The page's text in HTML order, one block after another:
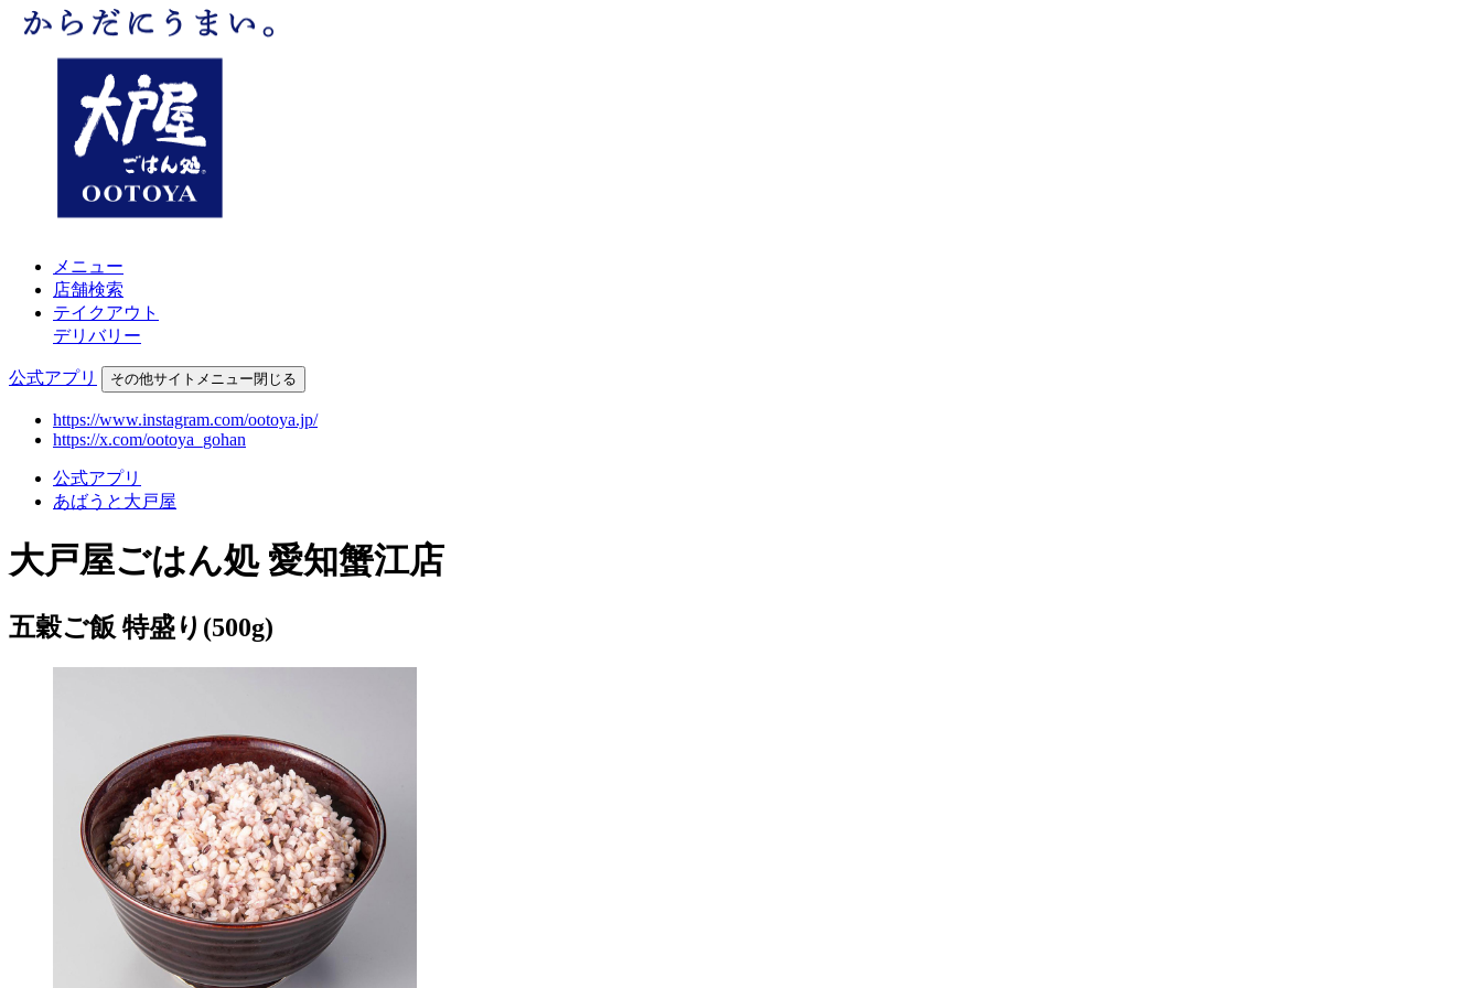
メニュー
店舗検索
テイクアウト
デリバリー
公式アプリ その他サイトメニュー閉じる
https://www.instagram.com/ootoya.jp/
https://x.com/ootoya_gohan
公式アプリ
あばうと大戸屋
大戸屋ごはん処 愛知蟹江店
五穀ご飯 特盛り(500g)